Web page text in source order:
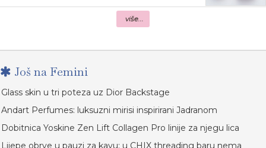
više...
Još na Femini
Glass skin u tri poteza uz Dior Backstage
Andart Perfumes: luksuzni mirisi inspirirani Jadranom
Dobitnica Yoskine Zen Lift Collagen Pro linije za njegu lica
Lijepe obrve u pauzi za kavu: u CHIX threading baru nema